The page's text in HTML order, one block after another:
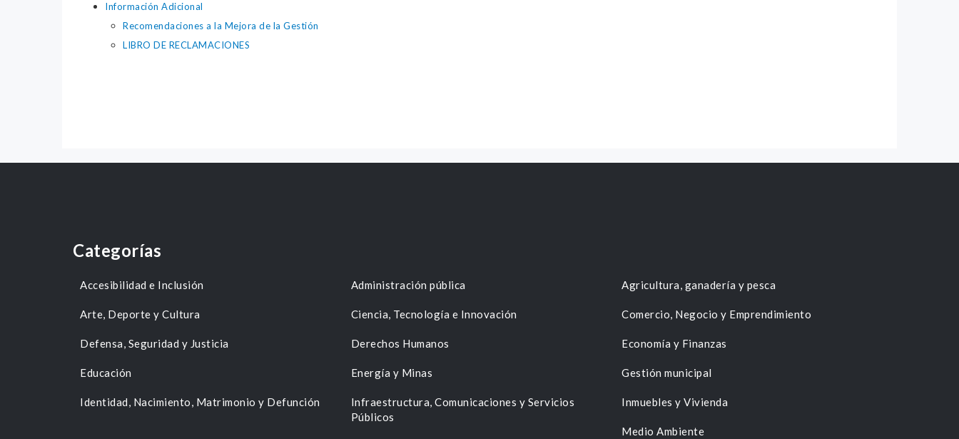
Información Adicional
Recomendaciones a la Mejora de la Gestión
LIBRO DE RECLAMACIONES
Categorías
Accesibilidad e Inclusión Administración pública Agricultura, ganadería y pesca
Arte, Deporte y Cultura Ciencia, Tecnología e Innovación Comercio, Negocio y Emprendimiento
Defensa, Seguridad y Justicia Derechos Humanos Economía y Finanzas
Educación Energía y Minas Gestión municipal
Identidad, Nacimiento, Matrimonio y Defunción
Infraestructura, Comunicaciones y Servicios
Públicos
Inmuebles y Vivienda
Medio Ambiente